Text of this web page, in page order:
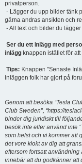
privatperson.
- Lägger du upp bilder tänk
gärna andras ansikten och
- All text och bilder du
Ser du ett inlägg med
inlägg knappen istället för
Tips: Knappen "Senaste
inläggen folk har gjort på
Genom att besöka “Tesla
Club Sweden”, “https://
binder dig juridiskt till
besök inte eller använd inte
som helst och vi kommer att
det vore klokt av dig att
eftersom fortsatt användning
innebär att du godkänner att